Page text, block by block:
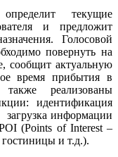
текущие
и предложит
Голосовой
повернуть на
сообщит актуальную
время прибытия в
реализованы
идентификация
информации
(Points of Interest –
и т.д.).